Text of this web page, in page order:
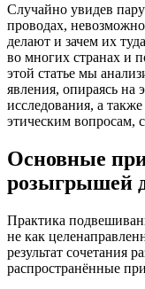
Случайно увидев
проводах,
делают и зачем их
во многих странах и
этой статье мы
явления, опираясь на
исследования, а
этическим вопросам,
Основные
розыгрышей
Практика
не как
результат сочетания
распространённые